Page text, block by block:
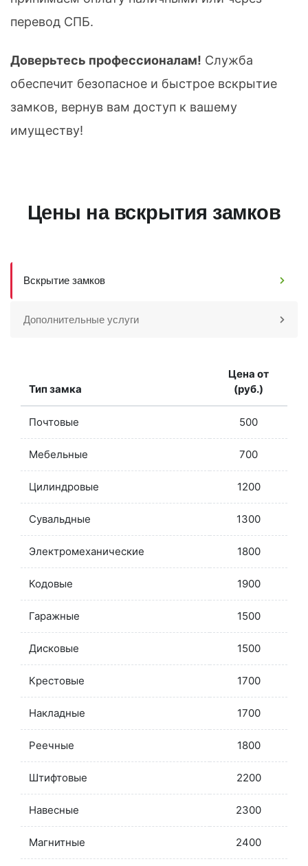
перевод СПБ.
Доверьтесь профессионалам! Служба
обеспечит безопасное и быстрое вскрытие
замков, вернув вам доступ к вашему
имуществу!
Цены на вскрытия замков
Вскрытие замков
Дополнительные услуги
Тип замка
Цена от
(руб.)
Почтовые 500
Мебельные 700
Цилиндровые 1200
Сувальдные 1300
Электромеханические 1800
Кодовые 1900
Гаражные 1500
Дисковые 1500
Крестовые 1700
Накладные 1700
Реечные 1800
Штифтовые 2200
Навесные 2300
Магнитные 2400